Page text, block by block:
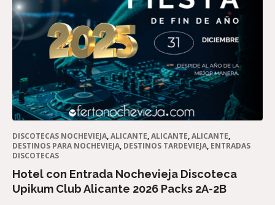
DISCOTECAS NOCHEVIEJA,ALICANTE,ALICANTE,ALICANTE,
DESTINOS PARA NOCHEVIEJA, DESTINOS TARDEVIEJA, ENTRADAS
DISCOTECAS
Hotel con Entrada Nochevieja Discoteca
Upikum Club Alicante 2026 Packs 2A-2B